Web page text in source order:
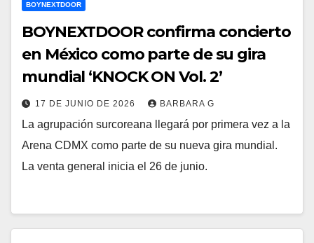
BOYNEXTDOOR
BOYNEXTDOOR confirma concierto
en México como parte de su gira
mundial ‘KNOCK ON Vol. 2’
17 DE JUNIO DE 2026 BARBARA G
La agrupación surcoreana llegará por primera vez a la
Arena CDMX como parte de su nueva gira mundial.
La venta general inicia el 26 de junio.